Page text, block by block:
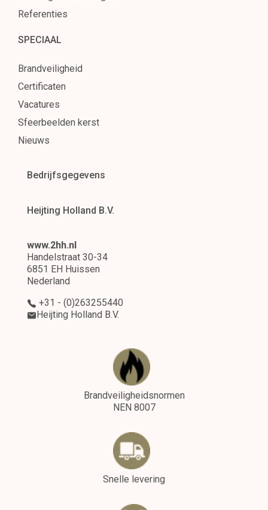
Referenties
SPECIAAL
Brandveiligheid
Certificaten
Vacatures
Sfeerbeelden kerst
Nieuws
Bedrijfsgegevens
Heijting Holland B.V.
www.2hh.nl
Handelstraat 30-34
6851 EH Huissen
Nederland
+31 - (0)263255440
Heijting Holland B.V.
Brandveiligheidsnormen
NEN 8007
Snelle levering